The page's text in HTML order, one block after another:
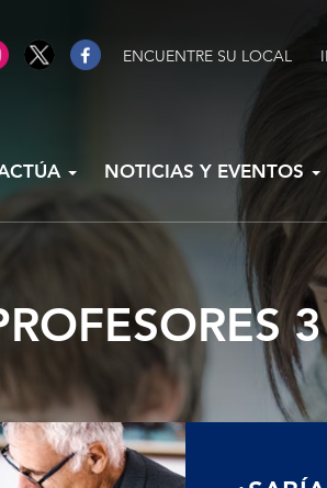
ENCUENTRE SU LOCAL
NOTICIAS Y EVENTOS